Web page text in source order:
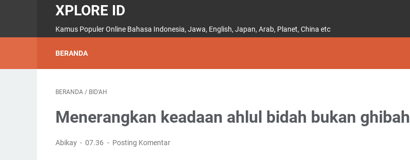
XPLORE ID
Kamus Populer Online Bahasa Indonesia, Jawa, English, Japan, Arab, Planet, China etc
BERANDA
BERANDA / BID'AH
Menerangkan keadaan ahlul bidah bukan ghibah
Abikay 07.36 Posting Komentar